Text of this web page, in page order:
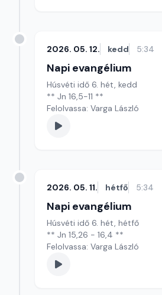
2026. 05. 12. kedd 5:34
Napi evangélium
Húsvéti idő 6. hét, kedd
** Jn 16,5-11 **
Felolvassa: Varga László
2026. 05. 11. hétfő 5:34
Napi evangélium
Húsvéti idő 6. hét, hétfő
** Jn 15,26 - 16,4 **
Felolvassa: Varga László